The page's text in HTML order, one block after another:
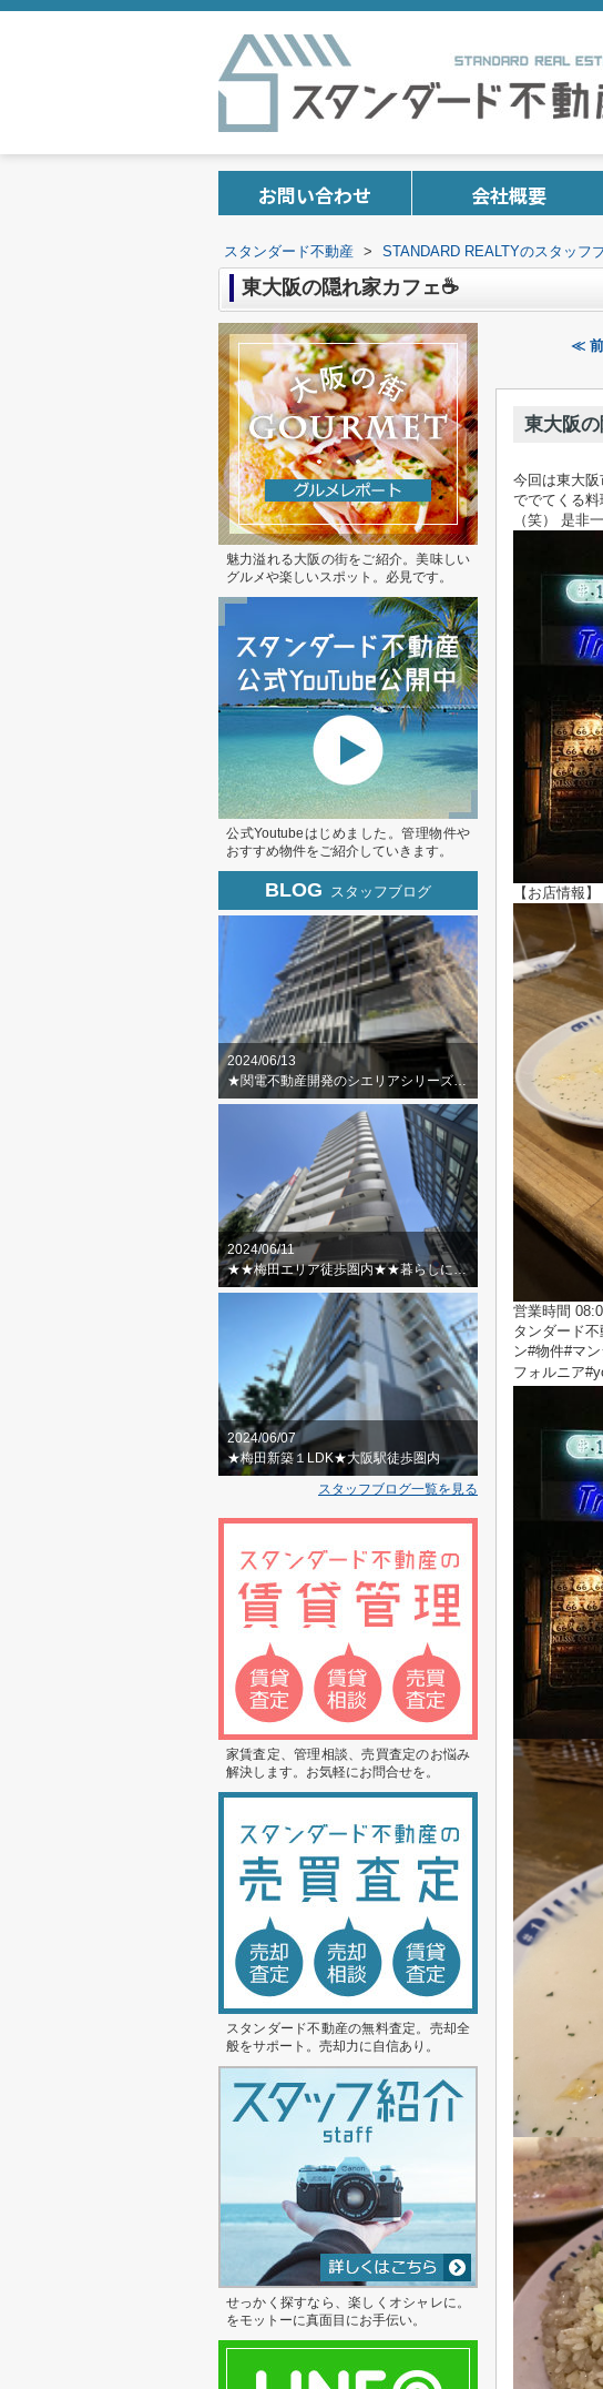
お問い合わせ 会社概要
スタンダード不動産 > STANDARD REALTYのスタッフ
東大阪の隠れ家カフェ☕️
≪ 前
東大阪
今回は東大
ででてくる
（笑） 是非
【お店情報
営業時間
タンダード
ン#物件#マ
フォルニア
魅力溢れる大阪の街をご紹介。美味しい
グルメや楽しいスポット。必見です。
公式Youtubeはじめました。管理物件や
おすすめ物件をご紹介していきます。
BLOG スタッフブログ
2024/06/13
★関電不動産開発のシエリアシリーズ★スカイラウンジ・ゲストルーム
2024/06/11
★★梅田エリア徒歩圏内★★暮らしに便利な周辺環境
2024/06/07
★梅田新築１LDK★大阪駅徒歩圏内
スタッフブログ一覧を見る
家賃査定、管理相談、売買査定のお悩み
解決します。お気軽にお問合せを。
スタンダード不動産の無料査定。売却全
般をサポート。売却力に自信あり。
せっかく探すなら、楽しくオシャレに。
をモットーに真面目にお手伝い。